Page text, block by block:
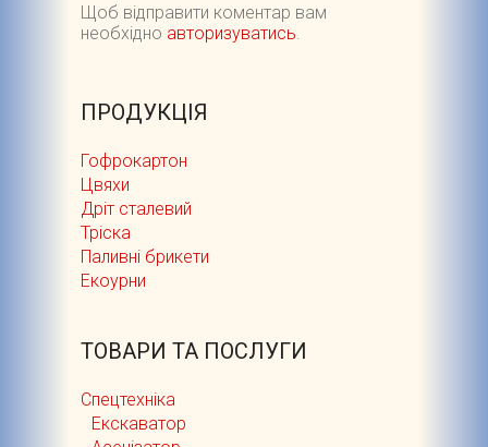
Щоб відправити коментар вам
необхідно авторизуватись.
ПРОДУКЦІЯ
Гофрокартон
Цвяхи
Дріт сталевий
Тріска
Паливні брикети
Екоурни
ТОВАРИ ТА ПОСЛУГИ
Cпецтехніка
Екскаватор